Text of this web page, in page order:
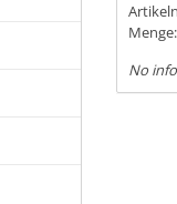
Menge:
No